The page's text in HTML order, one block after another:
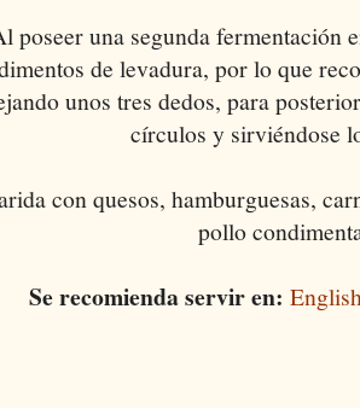
poseer una segunda fermentación
de levadura, por lo que
unos tres dedos, para
círculos y sirviéndose
con quesos, hamburguesas,
pollo
Se recomienda servir en: